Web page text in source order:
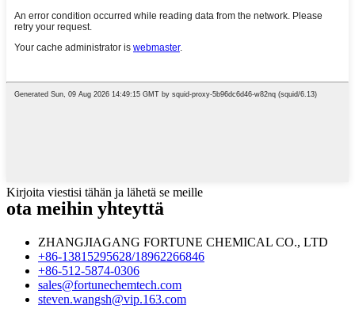
Kirjoita viestisi tähän ja lähetä se meille
ota meihin yhteyttä
ZHANGJIAGANG FORTUNE CHEMICAL CO., LTD
+86-13815295628/18962266846
+86-512-5874-0306
sales@fortunechemtech.com
steven.wangsh@vip.163.com